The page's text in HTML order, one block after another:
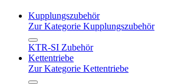
Kupplungszubehör
Zur Kategorie Kupplungszubehör
KTR-SI Zubehör
Kettentriebe
Zur Kategorie Kettentriebe